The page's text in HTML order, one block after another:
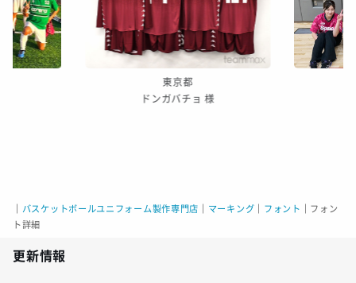
東京都
ドンガバチョ 様
バスケットボールユニフォーム製作専門店 マーキング フォント
フォン
ト詳細
更新情報